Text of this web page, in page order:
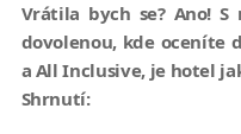
Vrátila bych se? Ano!
dovolenou, kde oceníte
a All Inclusive, je hotel
Shrnutí: